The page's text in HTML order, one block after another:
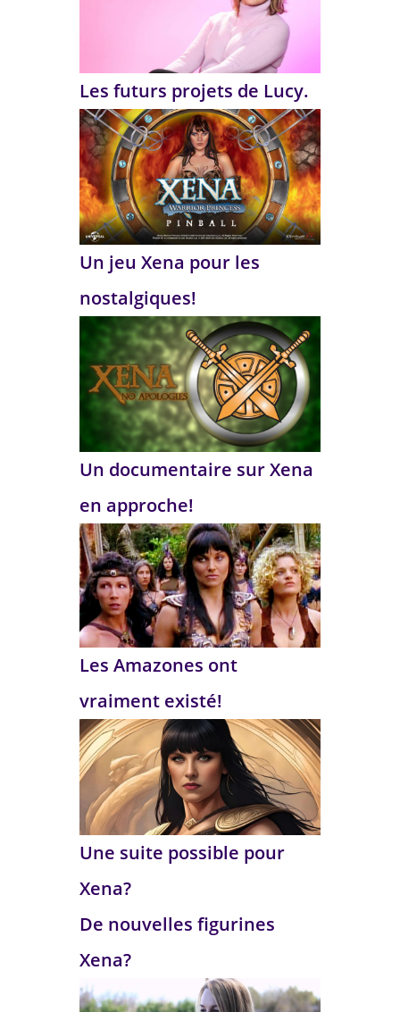
Les futurs projets de Lucy.
Un jeu Xena pour les
nostalgiques!
Un documentaire sur Xena
en approche!
Les Amazones ont
vraiment existé!
Une suite possible pour
Xena?
De nouvelles figurines
Xena?